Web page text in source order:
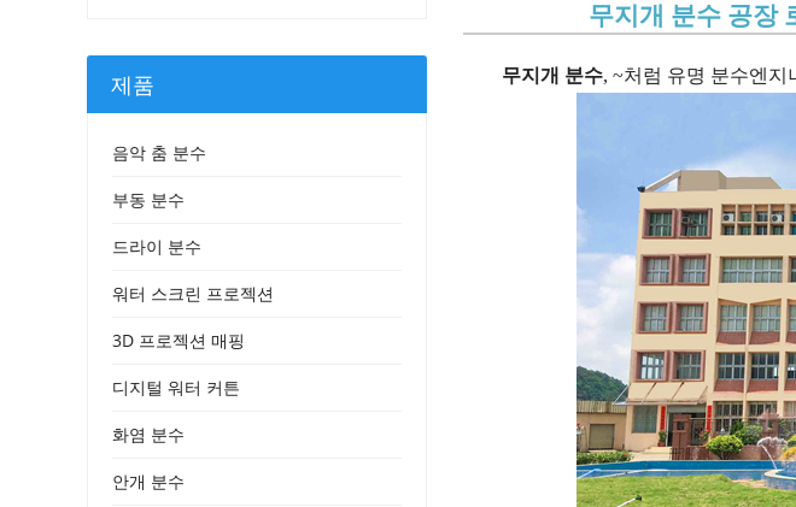
무지개 분수 공장
무지개 분수, ~처럼 유명 분수엔지
제품
음악 춤 분수
부동 분수
드라이 분수
워터 스크린 프로젝션
3D 프로젝션 매핑
디지털 워터 커튼
화염 분수
안개 분수